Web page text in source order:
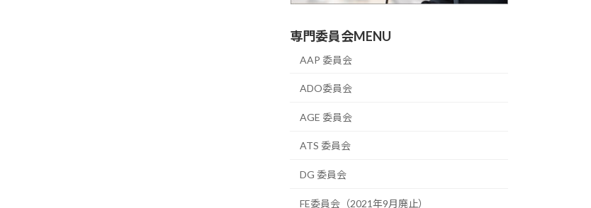
専門委員会MENU
AAP 委員会
ADO委員会
AGE 委員会
ATS 委員会
DG 委員会
FE委員会（2021年9月廃止）